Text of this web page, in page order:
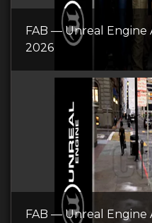
FAB — Unreal Engine
2026
FAB — Unreal Engine